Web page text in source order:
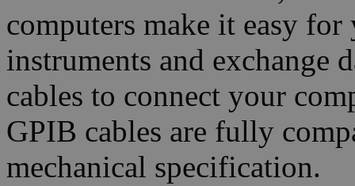
computers make it easy
instruments and exchange
cables to connect your
GPIB cables are fully
mechanical specification.